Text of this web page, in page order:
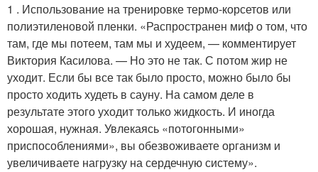
1 . Использование на тренировке термо-корсетов или
полиэтиленовой пленки. «Распространен миф о том, что
там, где мы потеем, там мы и худеем, — комментирует
Виктория Касилова. — Но это не так. С потом жир не
уходит. Если бы все так было просто, можно было бы
просто ходить худеть в сауну. На самом деле в
результате этого уходит только жидкость. И иногда
хорошая, нужная. Увлекаясь «потогонными»
приспособлениями», вы обезвоживаете организм и
увеличиваете нагрузку на сердечную систему».